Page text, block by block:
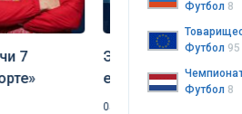
7
Экспресс дня на
еврокубков от
августа 2026)
05.08.2026
Футбол 8
Футбол 95
Футбол 8